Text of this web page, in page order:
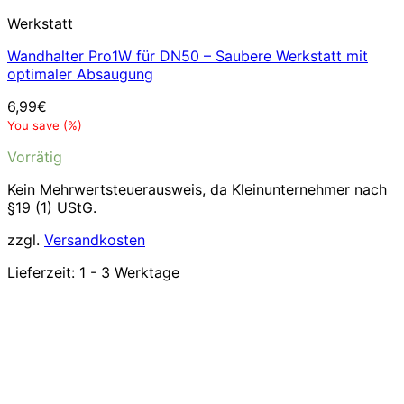
Werkstatt
Wandhalter Pro1W für DN50 – Saubere Werkstatt mit
optimaler Absaugung
6,99€
You save (%)
Vorrätig
Kein Mehrwertsteuerausweis, da Kleinunternehmer nach
§19 (1) UStG.
zzgl. Versandkosten
Lieferzeit: 1 - 3 Werktage